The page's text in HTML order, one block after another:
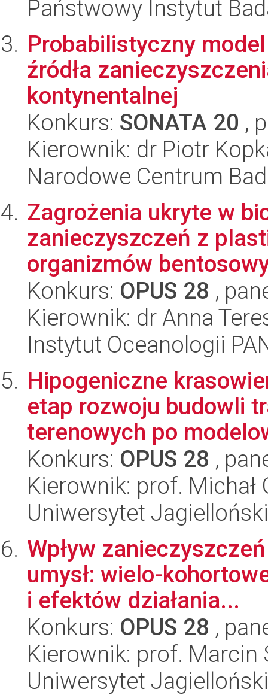
Państwowy Instytut
Probabilistyczny
źródła
kontynentalnej
Konkurs: SONATA 20 ,
Kierownik: dr Piotr
Narodowe Centrum
Zagrożenia ukryte w
zanieczyszczeń z
organizmów
Konkurs: OPUS 28 ,
Kierownik: dr Anna
Instytut Oceanologii
Hipogeniczne
etap rozwoju budowli
terenowych po
Konkurs: OPUS 28 ,
Kierownik: prof. Michał
Uniwersytet Jagielloński
Wpływ
umysł: wielo-
i efektów działania...
Konkurs: OPUS 28 ,
Kierownik: prof. Marcin
Uniwersytet Jagielloński